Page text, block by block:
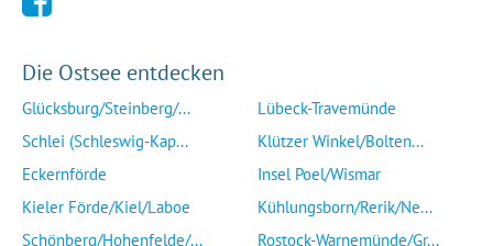
Die Ostsee entdecken
Glücksburg/Steinberg/...
Schlei (Schleswig-Kap...
Eckernförde
Kieler Förde/Kiel/Laboe
Schönberg/Hohenfelde/...
Lübeck-Travemünde
Klützer Winkel/Bolten...
Insel Poel/Wismar
Kühlungsborn/Rerik/Ne...
Rostock-Warnemünde/Gr...